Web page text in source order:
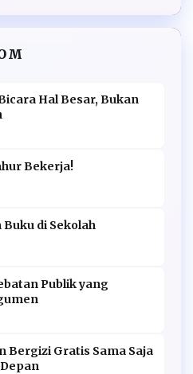
Hal Besar, Bukan
Bekerja!
di Sekolah
Publik yang
Bergizi Gratis Sama Saja